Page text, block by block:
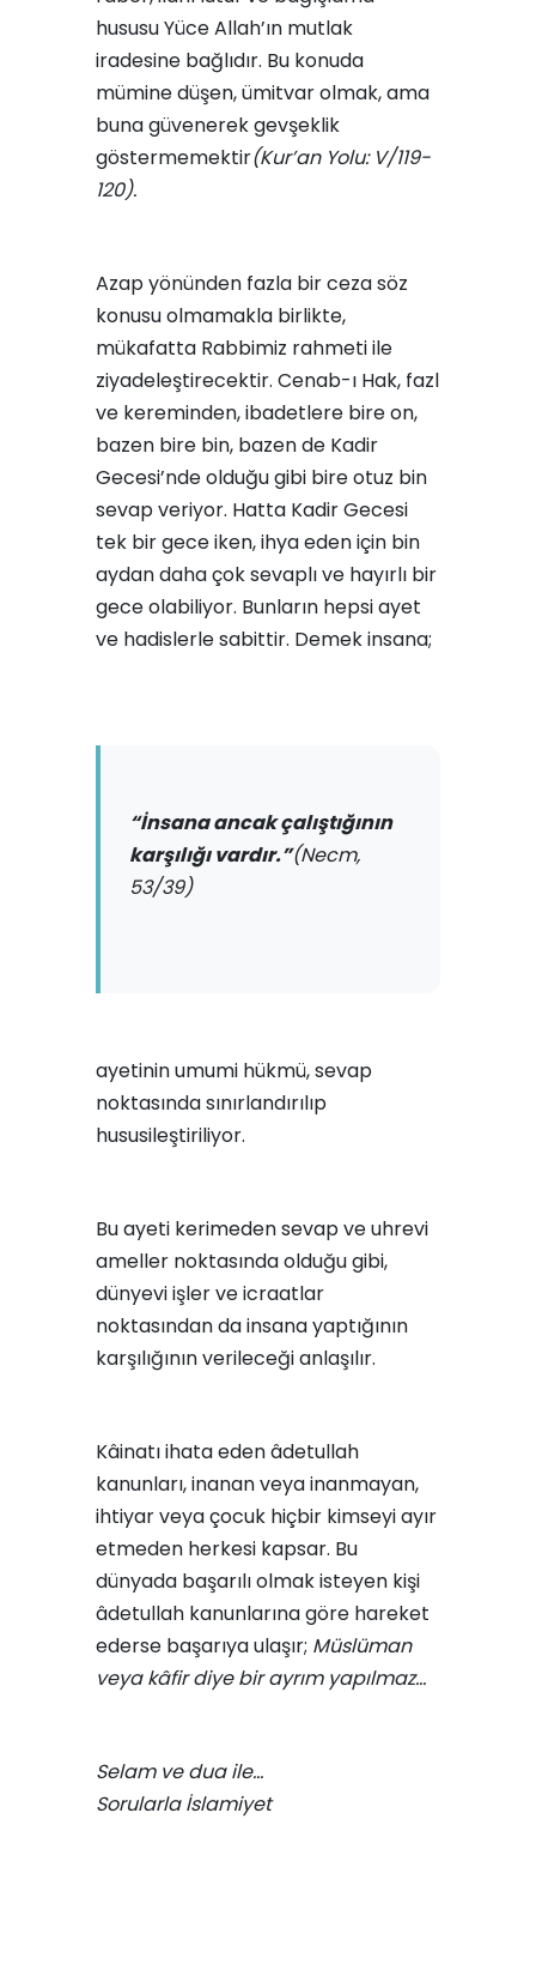
hususu Yüce Allah’ın mutlak
iradesine bağlıdır. Bu konuda
mümine düşen, ümitvar olmak, ama
buna güvenerek gevşeklik
göstermemektir(Kur’an Yolu: V/119-
120).
Azap yönünden fazla bir ceza söz
konusu olmamakla birlikte,
mükafatta Rabbimiz rahmeti ile
ziyadeleştirecektir. Cenab-ı Hak, fazl
ve kereminden, ibadetlere bire on,
bazen bire bin, bazen de Kadir
Gecesi’nde olduğu gibi bire otuz bin
sevap veriyor. Hatta Kadir Gecesi
tek bir gece iken, ihya eden için bin
aydan daha çok sevaplı ve hayırlı bir
gece olabiliyor. Bunların hepsi ayet
ve hadislerle sabittir. Demek insana;
“İnsana ancak çalıştığının
karşılığı vardır.”(Necm,
53/39)
ayetinin umumi hükmü, sevap
noktasında sınırlandırılıp
hususileştiriliyor.
Bu ayeti kerimeden sevap ve uhrevi
ameller noktasında olduğu gibi,
dünyevi işler ve icraatlar
noktasından da insana yaptığının
karşılığının verileceği anlaşılır.
Kâinatı ihata eden âdetullah
kanunları, inanan veya inanmayan,
ihtiyar veya çocuk hiçbir kimseyi ayır
etmeden herkesi kapsar. Bu
dünyada başarılı olmak isteyen kişi
âdetullah kanunlarına göre hareket
ederse başarıya ulaşır; Müslüman
veya kâfir diye bir ayrım yapılmaz…
Selam ve dua ile…
Sorularla İslamiyet